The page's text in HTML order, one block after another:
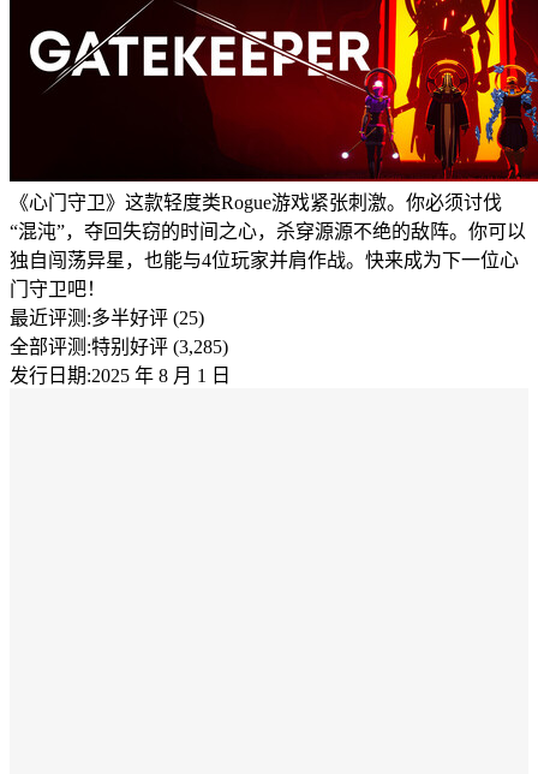
《心门守卫》这款轻度类Rogue游戏紧张刺激。你必须讨伐
“混沌”，夺回失窃的时间之心，杀穿源源不绝的敌阵。你可以
独自闯荡异星，也能与4位玩家并肩作战。快来成为下一位心
门守卫吧！
最近评测:多半好评 (25)
全部评测:特别好评 (3,285)
发行日期:2025 年 8 月 1 日